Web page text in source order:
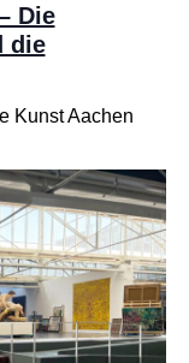
Die
die
Kunst Aachen